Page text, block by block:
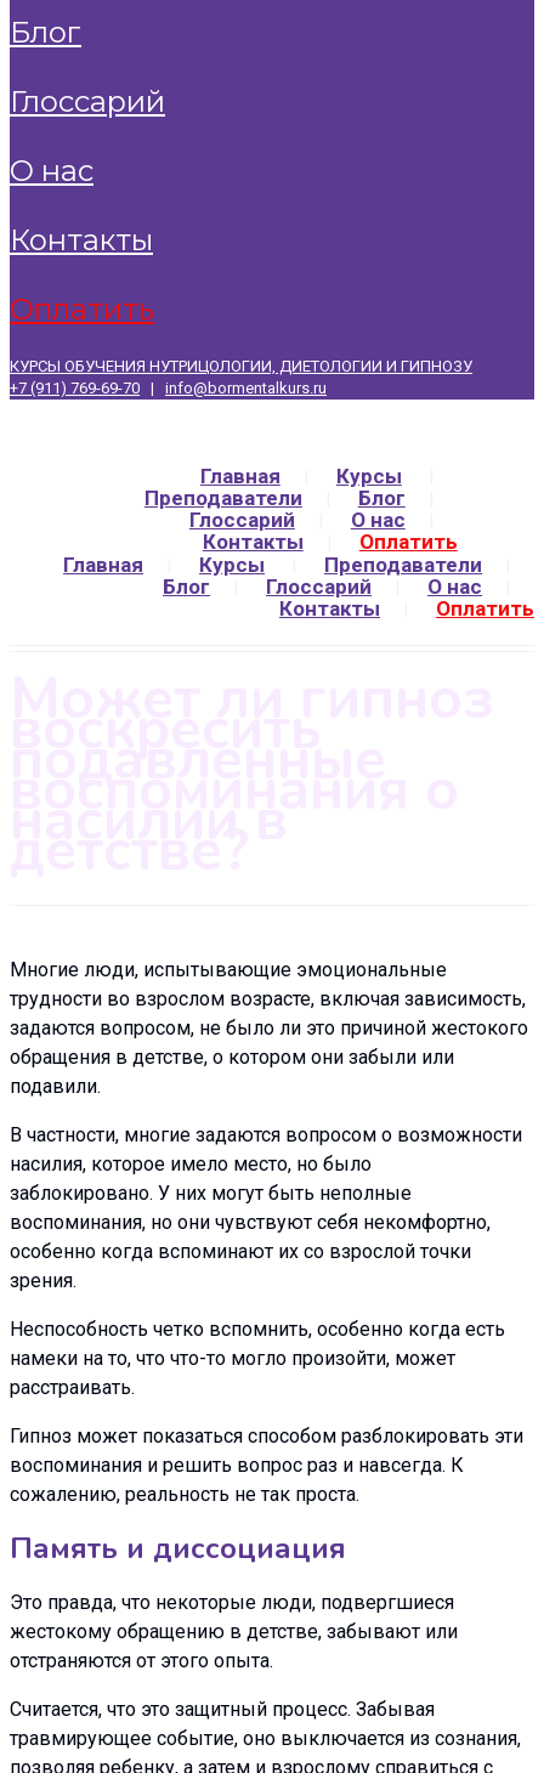
блог
глоссарий
о нас
контакты
оплатить
КУРСЫ ОБУЧЕНИЯ НУТРИЦОЛОГИИ, ДИЕТОЛОГИИ И ГИПНОЗУ
+7 (911) 769-69-70 | info@bormentalkurs.ru
Главная
Курсы
Преподаватели
Блог
Глоссарий
О нас
Контакты
Оплатить
Главная
Курсы
Преподаватели
Блог
Глоссарий
О нас
Контакты
Оплатить
Многие люди, испытывающие эмоциональные
трудности во взрослом возрасте, включая зависимость,
задаются вопросом, не было ли это причиной жестокого
обращения в детстве, о котором они забыли или
подавили.
В частности, многие задаются вопросом о возможности
насилия, которое имело место, но было
заблокировано. У них могут быть неполные
воспоминания, но они чувствуют себя некомфортно,
особенно когда вспоминают их со взрослой точки
зрения.
Неспособность четко вспомнить, особенно когда есть
намеки на то, что что-то могло произойти, может
расстраивать.
Гипноз может показаться способом разблокировать эти
воспоминания и решить вопрос раз и навсегда. К
сожалению, реальность не так проста.
Память и диссоциация
Это правда, что некоторые люди, подвергшиеся
жестокому обращению в детстве, забывают или
отстраняются от этого опыта.
Считается, что это защитный процесс. Забывая
травмирующее событие, оно выключается из сознания,
позволяя ребенку, а затем и взрослому справиться с